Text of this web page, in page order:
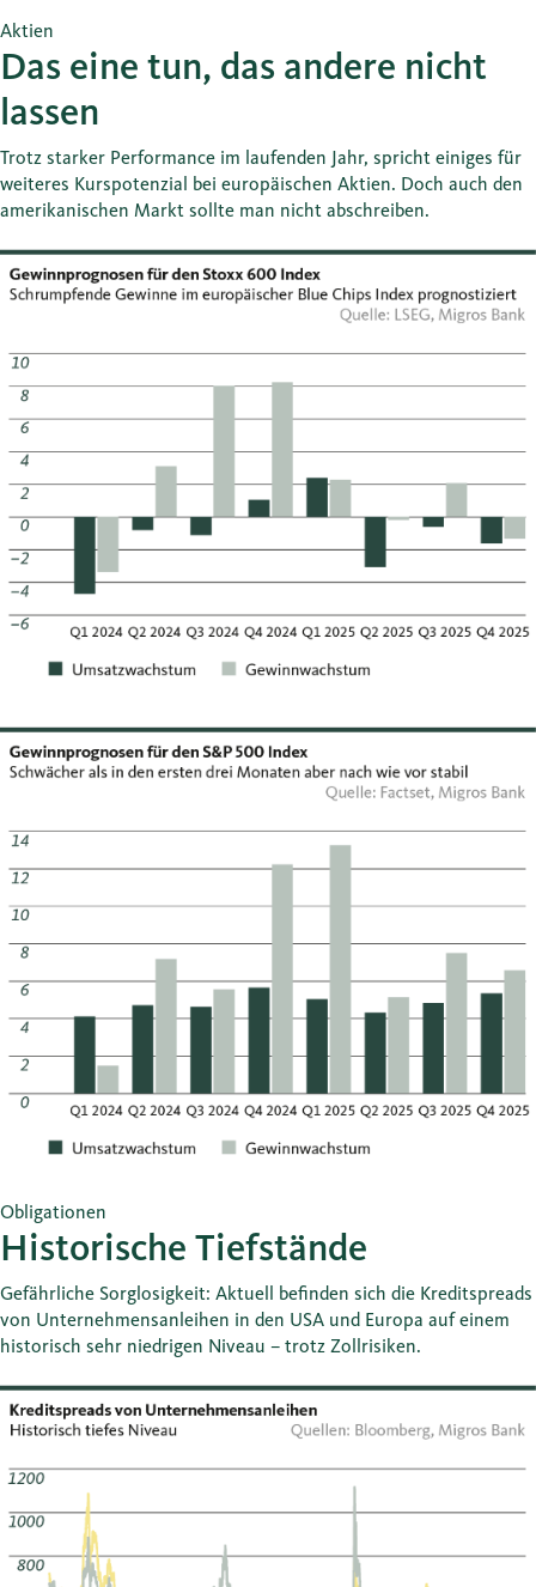
Aktien
Das eine tun, das andere nicht
lassen
Trotz starker Performance im laufenden Jahr, spricht einiges für
weiteres Kurspotenzial bei europäischen Aktien. Doch auch den
amerikanischen Markt sollte man nicht abschreiben.
Obligationen
Historische Tiefstände
Gefährliche Sorglosigkeit: Aktuell befinden sich die Kreditspreads
von Unternehmensanleihen in den USA und Europa auf einem
historisch sehr niedrigen Niveau – trotz Zollrisiken.